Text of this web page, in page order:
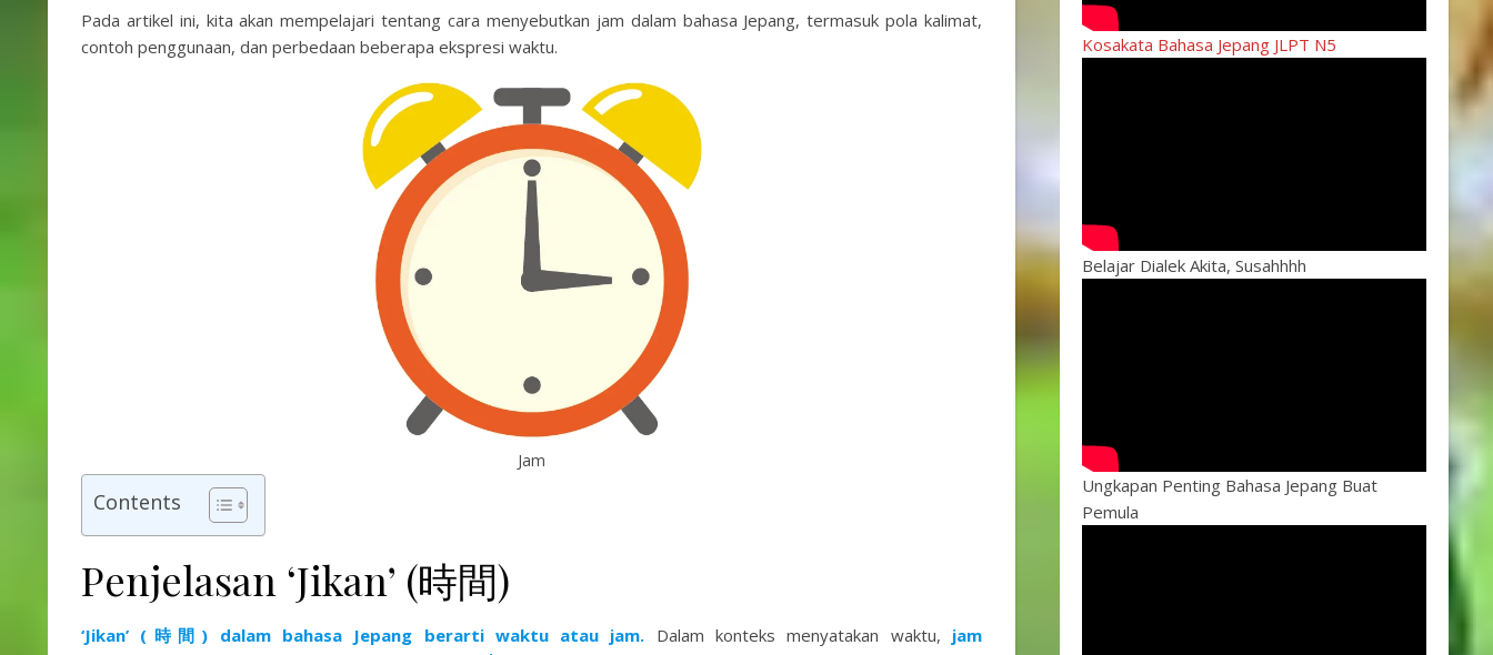
Pada artikel ini, kita akan mempelajari tentang cara menyebutkan jam dalam bahasa Jepang, termasuk pola kalimat,
contoh penggunaan, dan perbedaan beberapa ekspresi waktu.
Jam
Contents
Penjelasan ‘Jikan’ (時間)
‘Jikan’ (時間) dalam bahasa Jepang berarti waktu atau jam. Dalam konteks menyatakan waktu, jam
Kosakata Bahasa Jepang JLPT N5
Belajar Dialek Akita, Susahhhh
Ungkapan Penting Bahasa Jepang Buat
Pemula